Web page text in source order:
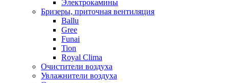
Электрокамины
Бризеры, приточная вентиляция
Ballu
Gree
Funai
Tion
Royal Clima
Очистители воздуха
Увлажнители воздуха